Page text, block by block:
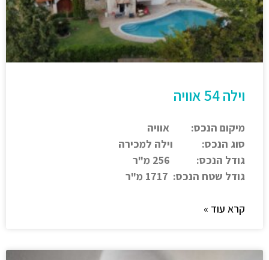
וילה 54 אוויה
מיקום הנכס: אוויה
סוג הנכס: וילה למכירה
גודל הנכס: 256 מ"ר
גודל שטח הנכס: 1717 מ"ר
קרא עוד »